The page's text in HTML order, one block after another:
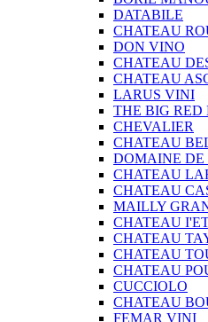
DATABILE
CHATEAU
DON VINO
CHATEAU
CHATEAU
LARUS VINI
THE BIG RED
CHEVALIER
CHATEAU
DOMAINE
CHATEAU
CHATEAU
MAILLY
CHATEAU
CHATEAU
CHATEAU
CHATEAU
CUCCIOLO
CHATEAU
FEMAR VINI